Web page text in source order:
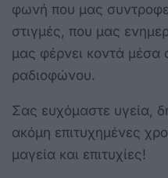
φωνή που μας
στιγμές, που μας
μας φέρνει κοντά μέσα
ραδιοφώνου.
Σας ευχόμαστε υγεία,
ακόμη επιτυχημένες
μαγεία και επιτυχίες!